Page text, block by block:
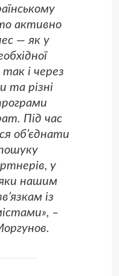
активно
— як у
і через
та різні
Під час
об’єднати
у
нашим
із
–